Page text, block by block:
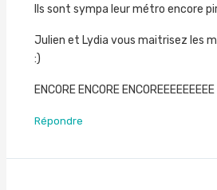
Ils sont sympa leur métro encore
Julien et Lydia vous maitrisez les
:)
ENCORE ENCORE ENCOREEEEEEEEE
Répondre